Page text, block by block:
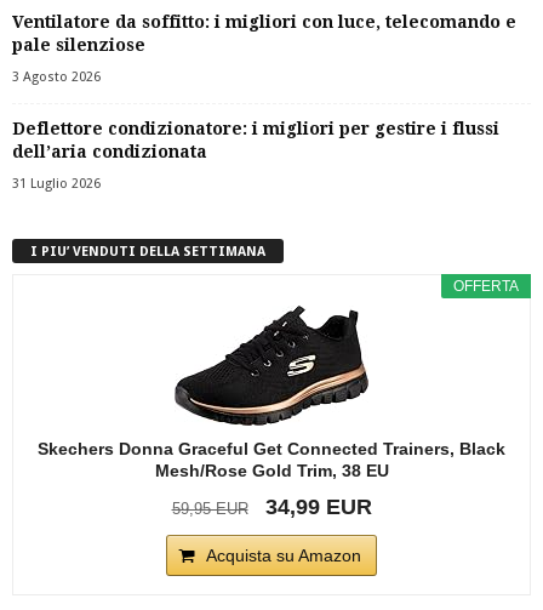
Ventilatore da soffitto: i migliori con luce, telecomando e
pale silenziose
3 Agosto 2026
Deflettore condizionatore: i migliori per gestire i flussi
dell’aria condizionata
31 Luglio 2026
I PIU’ VENDUTI DELLA SETTIMANA
OFFERTA
Skechers Donna Graceful Get Connected Trainers, Black
Mesh/Rose Gold Trim, 38 EU
59,95 EUR 34,99 EUR
Acquista su Amazon